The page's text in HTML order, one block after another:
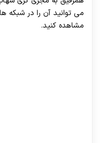
می توانید آن را در شبکه
مشاهده کنید.